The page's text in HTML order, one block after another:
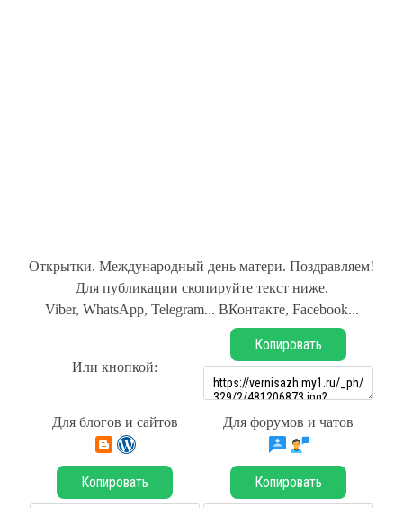
Открытки. Международный день матери. Поздравляем!
Для публикации скопируйте текст ниже.
Viber, WhatsApp, Telegram... ВКонтакте, Facebook...
Или кнопкой:
Копировать
Для блогов и сайтов Для форумов и чатов
Копировать Копировать